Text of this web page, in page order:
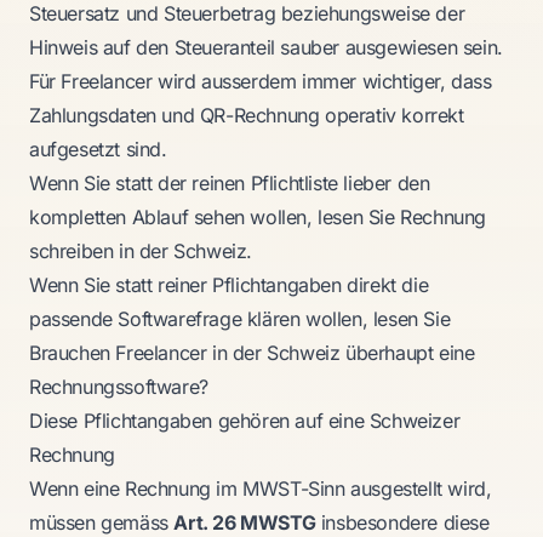
Steuersatz und Steuerbetrag beziehungsweise der
Hinweis auf den Steueranteil sauber ausgewiesen sein.
Für Freelancer wird ausserdem immer wichtiger, dass
Zahlungsdaten und QR-Rechnung operativ korrekt
aufgesetzt sind.
Wenn Sie statt der reinen Pflichtliste lieber den
kompletten Ablauf sehen wollen, lesen Sie Rechnung
schreiben in der Schweiz.
Wenn Sie statt reiner Pflichtangaben direkt die
passende Softwarefrage klären wollen, lesen Sie
Brauchen Freelancer in der Schweiz überhaupt eine
Rechnungssoftware?
Diese Pflichtangaben gehören auf eine Schweizer
Rechnung
Wenn eine Rechnung im MWST-Sinn ausgestellt wird,
müssen gemässArt. 26 MWSTGinsbesondere diese